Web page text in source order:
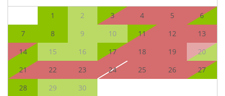
1
2 3 4 5
6
7
8 9 10 11 12
13
14
15 16 17 18 19
20
21
22 23 24 25 26
27
28
29 30